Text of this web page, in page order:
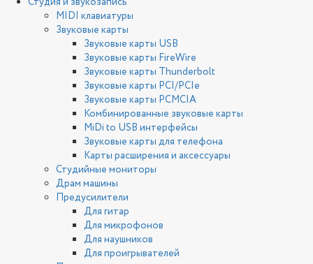
MIDI клавиатуры
Звуковые карты
Звуковые карты USB
Звуковые карты FireWire
Звуковые карты Thunderbolt
Звуковые карты PCI/PCIe
Звуковые карты PCMCIA
Комбинированные звуковые карты
MiDi to USB интерфейсы
Звуковые карты для телефона
Карты расширения и аксессуары
Студийные мониторы
Драм машины
Предусилители
Для гитар
Для микрофонов
Для наушников
Для проигрывателей